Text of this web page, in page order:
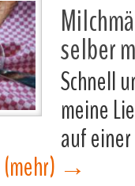
selber
Schnell
meine
auf
(mehr) →